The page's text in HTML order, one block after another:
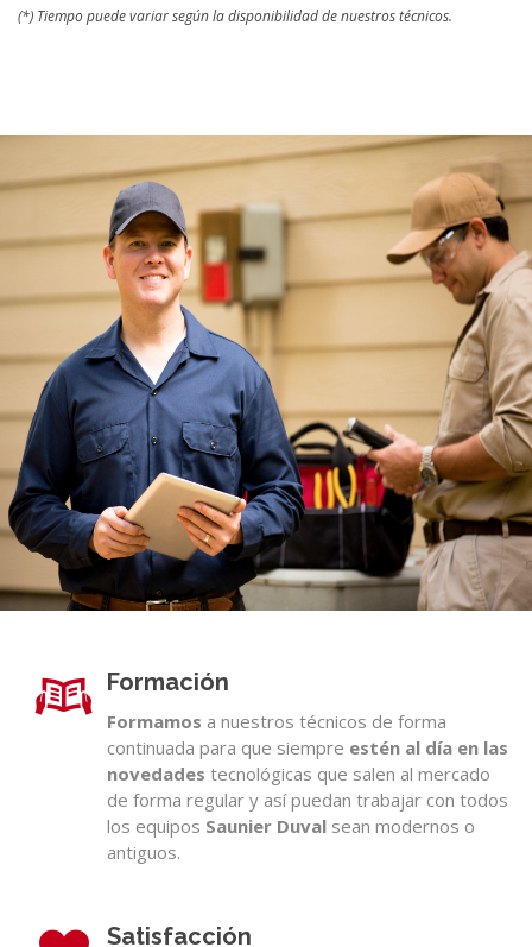
(*) Tiempo puede variar según la disponibilidad de nuestros técnicos.
Formación
Formamos a nuestros técnicos de forma
continuada para que siempre estén al día en las
novedades tecnológicas que salen al mercado
de forma regular y así puedan trabajar con todos
los equipos Saunier Duval sean modernos o
antiguos.
Satisfacción